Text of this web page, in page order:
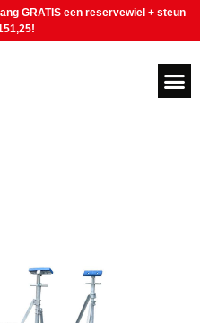
GRATIS een reservewiel + steun